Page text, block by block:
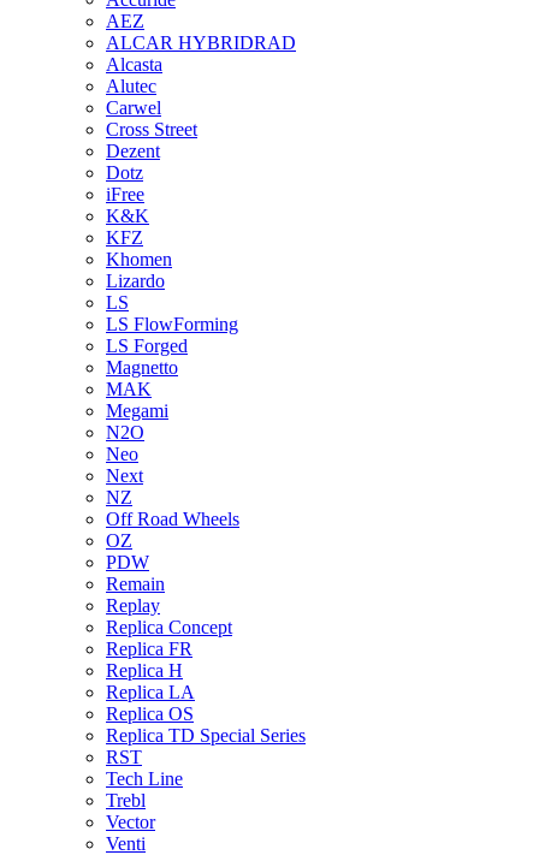
AEZ
ALCAR HYBRIDRAD
Alcasta
Alutec
Carwel
Cross Street
Dezent
Dotz
iFree
K&K
KFZ
Khomen
Lizardo
LS
LS FlowForming
LS Forged
Magnetto
MAK
Megami
N2O
Neo
Next
NZ
Off Road Wheels
OZ
PDW
Remain
Replay
Replica Concept
Replica FR
Replica H
Replica LA
Replica OS
Replica TD Special Series
RST
Tech Line
Trebl
Vector
Venti